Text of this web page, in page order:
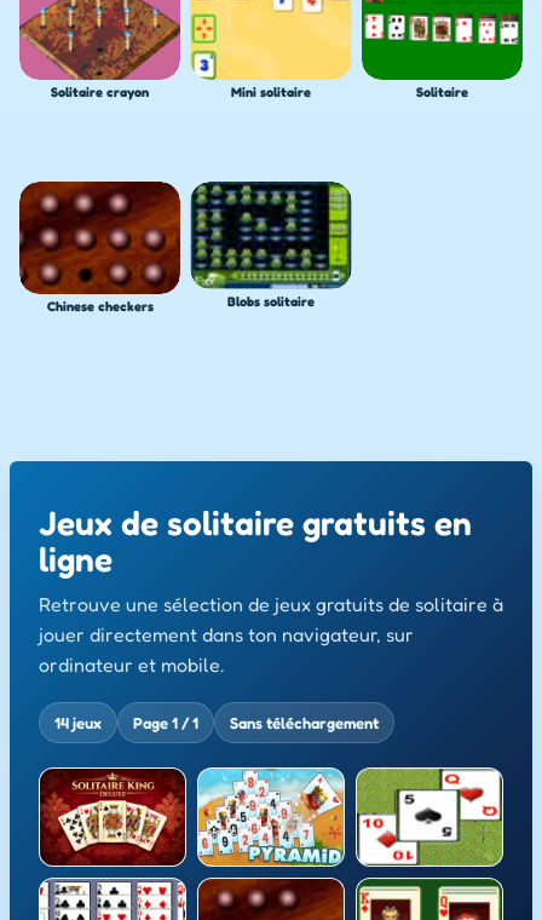
Solitaire crayon Mini solitaire Solitaire
Chinese checkers Blobs solitaire
Jeux de solitaire gratuits en
ligne
Retrouve une sélection de jeux gratuits de solitaire à
jouer directement dans ton navigateur, sur
ordinateur et mobile.
14 jeux Page 1 / 1 Sans téléchargement